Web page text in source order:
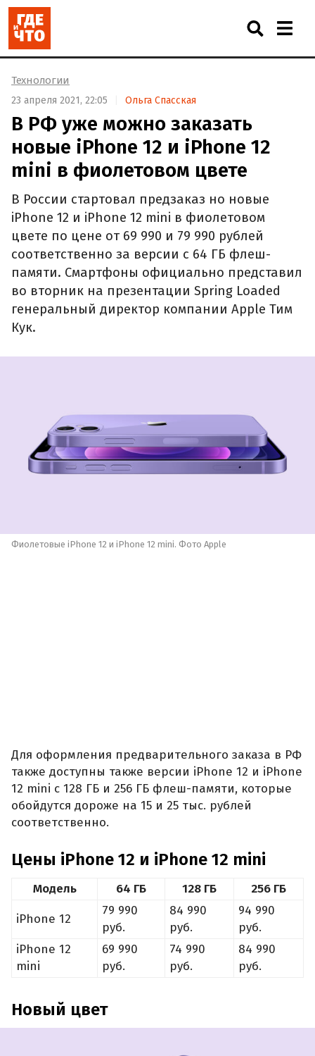
Технологии
23 апреля 2021, 22:05 Ольга Спасская
В РФ уже можно заказать
новые iPhone 12 и iPhone 12
mini в фиолетовом цвете
В России стартовал предзаказ но новые
iPhone 12 и iPhone 12 mini в фиолетовом
цвете по цене от 69 990 и 79 990 рублей
соответственно за версии с 64 ГБ флеш-
памяти. Смартфоны официально представил
во вторник на презентации Spring Loaded
генеральный директор компании Apple Тим
Кук.
Фиолетовые iPhone 12 и iPhone 12 mini. Фото Apple
Для оформления предварительного заказа в РФ
также доступны также версии iPhone 12 и iPhone
12 mini с 128 ГБ и 256 ГБ флеш-памяти, которые
обойдутся дороже на 15 и 25 тыс. рублей
соответственно.
Цены iPhone 12 и iPhone 12 mini
Модель 64 ГБ 128 ГБ 256 ГБ
iPhone 12
79 990
руб.
84 990
руб.
94 990
руб.
iPhone 12
mini
69 990
руб.
74 990
руб.
84 990
руб.
Новый цвет